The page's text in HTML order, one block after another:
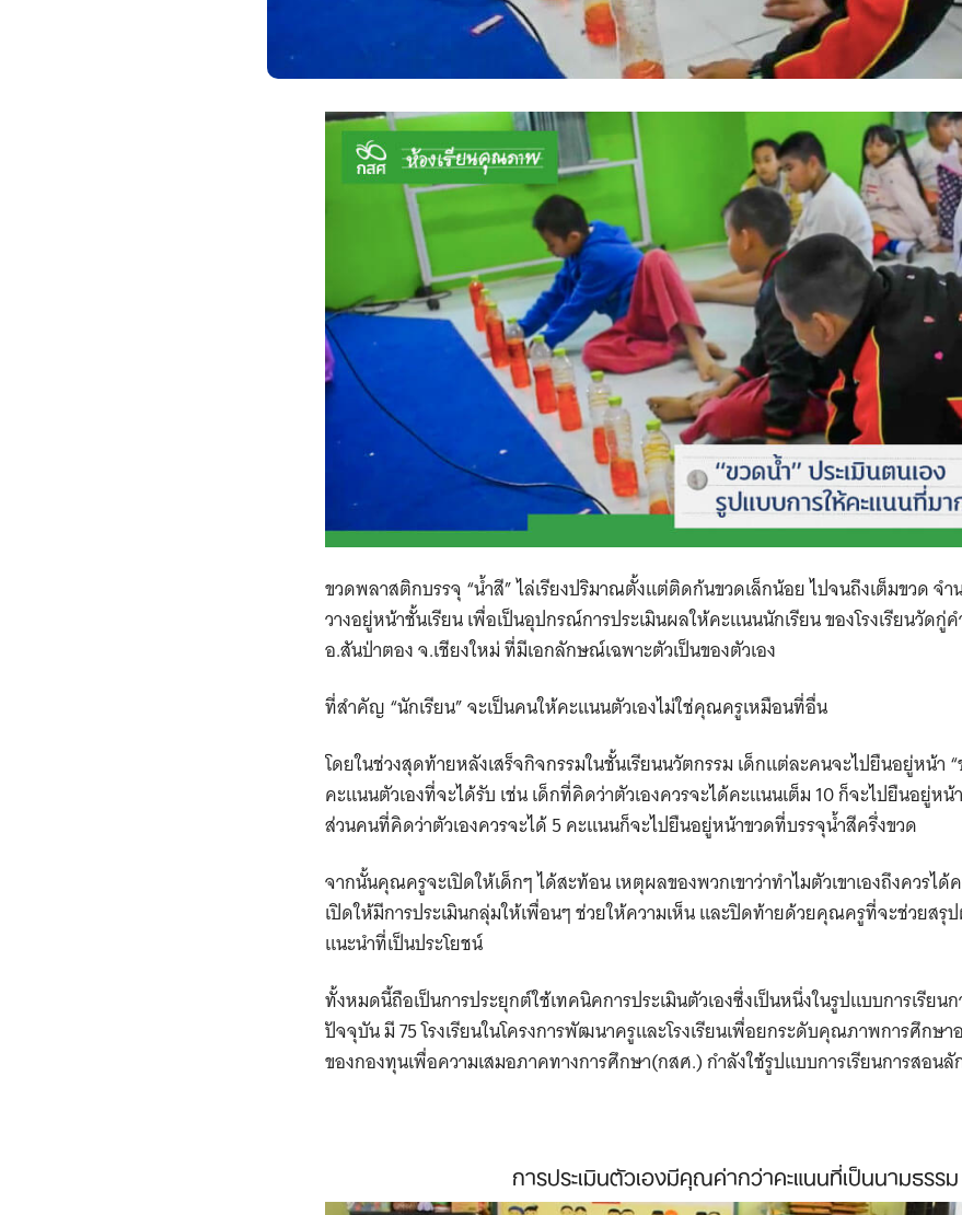
ขวดพลาสติกบรรจุ “น้ำสี” ไล่เรียงปริมาณตั้งแต่ติดก้นขวดเล็กน้อย ไปจนถึงเต็มขวด จ
วางอยู่หน้าชั้นเรียน​ เพื่อเป็นอุปกรณ์การประเมินผลให้คะแนนนักเรียน ของโรงเรียนวัดกู่
อ.สันป่าตอง จ.เชียงใหม่ ที่มีเอกลักษณ์เฉพาะตัว​เป็นของตัวเอง ​
ที่สำคัญ “นักเรียน” จะเป็นคนให้คะแนนตัวเอง​ไม่ใช่คุณครูเหมือนที่อื่น ​
โดยในช่วงสุดท้ายหลังเสร็จกิจกรรมในชั้นเรียนนวัตกรรม เด็กแต่ละคนจะไปยืนอยู่หน้า
คะแนนตัวเองที่จะได้รับ เช่น เด็กที่คิดว่าตัวเองควรจะได้คะแนนเต็ม 10 ก็จะไปยืนอยู่ห
ส่วนคนที่คิดว่าตัวเองควรจะได้ 5 คะแนนก็จะไปยืนอยู่หน้าขวดที่บรรจุน้ำสีครึ่งขวด
จากนั้นคุณครูจะเปิดให้เด็กๆ ได้สะท้อน เหตุผลของพวกเขาว่าทำไมตัวเขาเองถึงควรไ
เปิดให้มีการประเมินกลุ่มให้เพื่อนๆ ช่วยให้ความเห็น และปิดท้ายด้วยคุณครูที่จะช่วยสรุ
แนะนำที่เป็นประโยชน์
ทั้งหมดนี้ถือเป็นการประยุกต์ใช้เทคนิคการประเมินตัวเอง​ซึ่งเป็นหนึ่งในรูปแบบการเรียนก
ปัจจุบัน มี 75 โรงเรียนในโครงการพัฒนาครูและโรงเรียนเพื่อยกระดับคุณภาพการศึกษา
ของกองทุนเพื่อความเสมอภาคทางการศึกษา(กสศ.) กำลังใช้รูปแบบการเรียนการสอน
การประเมินตัวเองมีคุณค่ากว่าคะแนน​ที่เป็นนามธรรม